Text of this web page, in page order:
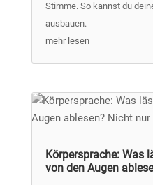
Stimme. So kannst du
ausbauen.
mehr lesen
Körpersprache: Was
von den Augen